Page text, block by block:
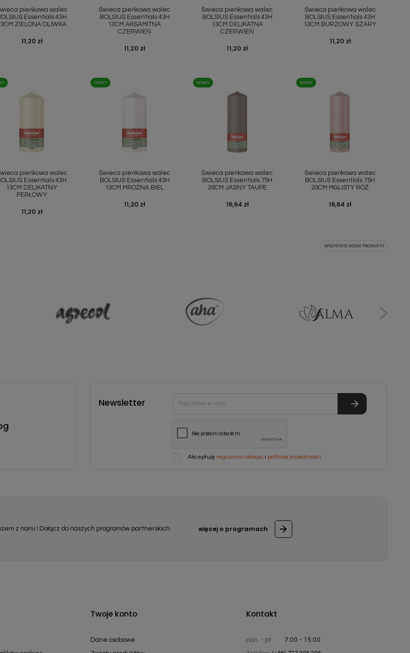
pieńkowa walec
Essentials 43H
ZIELONA OLIWKA
Cena
11,20 zł
Świeca pieńkowa walec
BOLSIUS Essentials 43H
13CM AKSAMITNA
CZERWIEŃ
Cena
11,20 zł
Świeca pieńkowa walec
BOLSIUS Essentials 43H
13CM DELIKATNA
CZERWIEŃ
Cena
11,20 zł
Świeca pieńkowa walec
BOLSIUS Essentials 43H
13CM BURZOWY SZARY
Cena
11,20 zł
pieńkowa walec
Essentials 43H
13CM DELIKATNY
PERŁOWY
Cena
11,20 zł
Świeca pieńkowa walec
BOLSIUS Essentials 43H
13CM MROŹNA BIEL
Cena
11,20 zł
NOWY
Świeca pieńkowa walec
BOLSIUS Essentials 75H
20CM JASNY TAUPE
Cena
16,64 zł
NOWY
Świeca pieńkowa walec
BOLSIUS Essentials 75H
20CM MGLISTY RÓŻ
Cena
16,64 zł
NOWY
WSZYSTKIE NOWE PRODUKTY
Newsletter
Akceptuję regulamin sklepu i politykę prywatności
z nami ! Dołącz do naszych programów partnerskich. więcej o programach
Twoje konto
Dane osobowe
Kontakt
pon. - pt.
7:00 - 15:00